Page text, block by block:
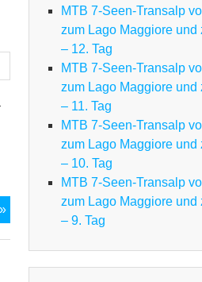
MTB
7-
Transalp
MTB 7-Seen-Transalp
zum Lago Maggiore und
– 12. Tag
MTB 7-Seen-Transalp
zum Lago Maggiore und
– 11. Tag
MTB 7-Seen-Transalp
zum Lago Maggiore und
– 10. Tag
MTB 7-Seen-Transalp
zum Lago Maggiore und
– 9. Tag